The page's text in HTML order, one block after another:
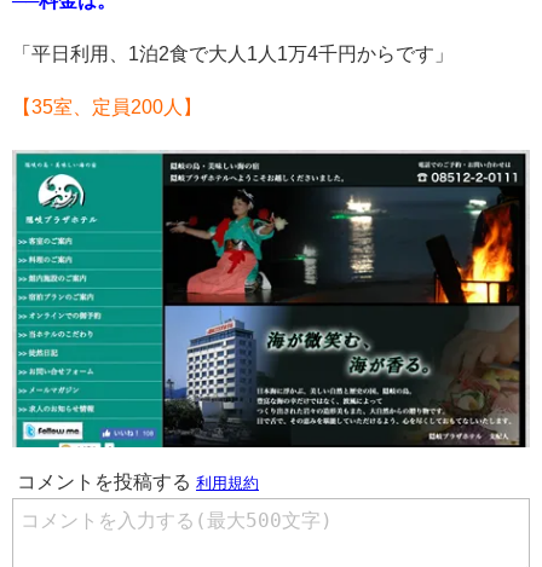
「平日利用、1泊2食で大人1人1万4千円からです」
【35室、定員200人】